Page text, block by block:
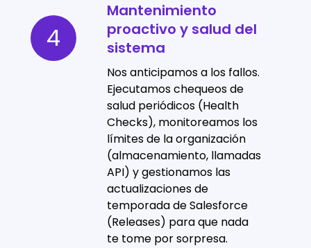
4
Mantenimiento
proactivo y salud del
sistema
Nos anticipamos a los fallos.
Ejecutamos chequeos de
salud periódicos (Health
Checks), monitoreamos los
límites de la organización
(almacenamiento, llamadas
API) y gestionamos las
actualizaciones de
temporada de Salesforce
(Releases) para que nada
te tome por sorpresa.
Mantenimiento
proactivo